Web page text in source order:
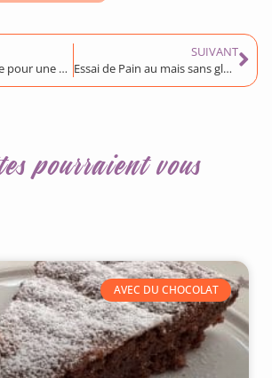
Article:Elle compte pour une prune
SUIVANT
Essai de Pain au mais sans gluten (pas très réussi!)
pourraient vous
AVEC DU CHOCOLAT